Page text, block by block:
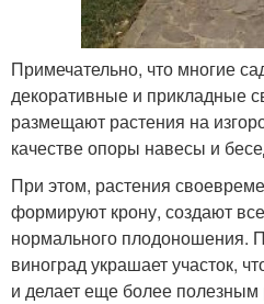
Примечательно, что многие
декоративные и прикладные
размещают растения на
качестве опоры навесы и
При этом, растения
формируют крону, создают
нормального плодоношения.
виноград украшает участок,
и делает еще более полезным